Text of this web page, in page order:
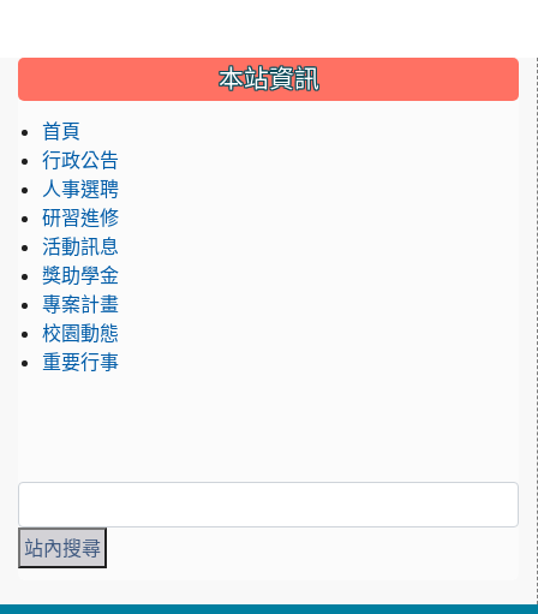
::: 本站資訊
首頁
行政公告
人事選聘
研習進修
活動訊息
獎助學金
專案計畫
校園動態
重要行事